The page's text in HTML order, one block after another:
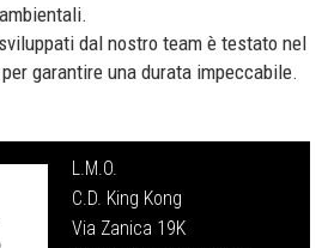
dal nostro team è testato nel
garantire una durata impeccabile.
L.M.O.
C.D. King Kong
Via Zanica 19K